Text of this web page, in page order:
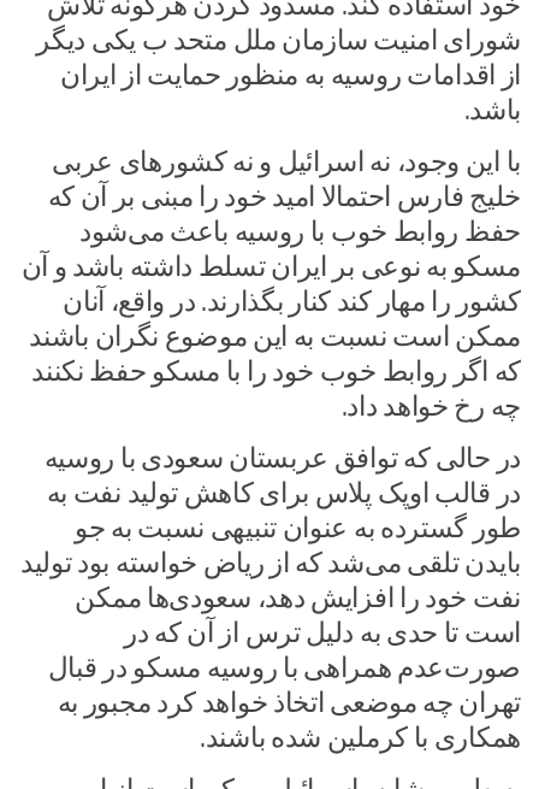
شورای امنیت سازمان ملل متحد ب یکی دیگر
از اقدامات روسیه به منظور حمایت از ایران
باشد.
با این وجود، نه اسرائیل و نه کشور‌های عربی
خلیج فارس احتمالا امید خود را مبنی بر آن که
حفظ روابط خوب با روسیه باعث می‌شود
مسکو به نوعی بر ایران تسلط داشته باشد و آن
کشور را مهار کند کنار بگذارند. در واقع، آنان
ممکن است نسبت به این موضوع نگران باشند
که اگر روابط خوب خود را با مسکو حفظ نکنند
چه رخ خواهد داد.
در حالی که توافق عربستان سعودی با روسیه
در قالب اوپک پلاس برای کاهش تولید نفت به
طور گسترده به عنوان تنبیهی نسبت به جو
بایدن تلقی می‌شد که از ریاض خواسته بود تولید
نفت خود را افزایش دهد، سعودی‌ها ممکن
است تا حدی به دلیل ترس از آن که در
صورت‌عدم همراهی با روسیه مسکو در قبال
تهران چه موضعی اتخاذ خواهد کرد مجبور به
همکاری با کرملین شده باشند.